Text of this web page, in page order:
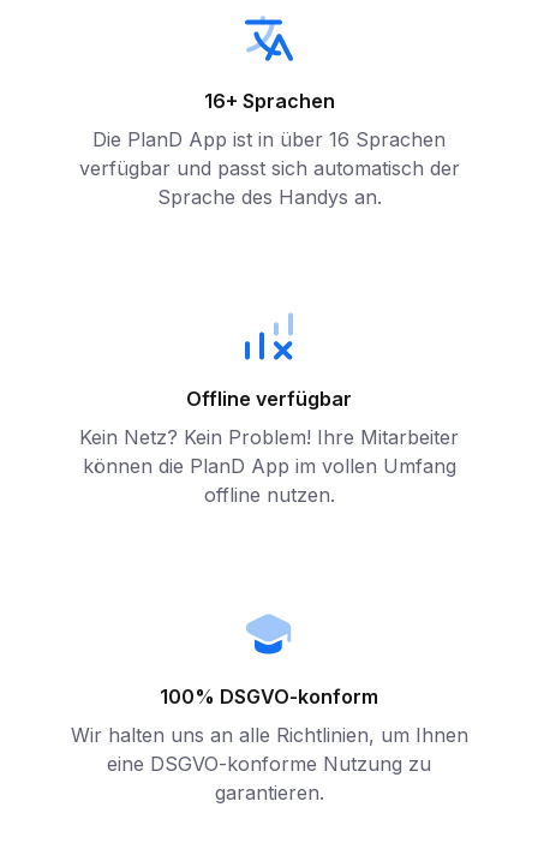
16+ Sprachen
Die PlanD App ist in über 16 Sprachen
verfügbar und passt sich automatisch der
Sprache des Handys an.
Offline verfügbar
Kein Netz? Kein Problem! Ihre Mitarbeiter
können die PlanD App im vollen Umfang
offline nutzen.
100% DSGVO-konform
Wir halten uns an alle Richtlinien, um Ihnen
eine DSGVO-konforme Nutzung zu
garantieren.